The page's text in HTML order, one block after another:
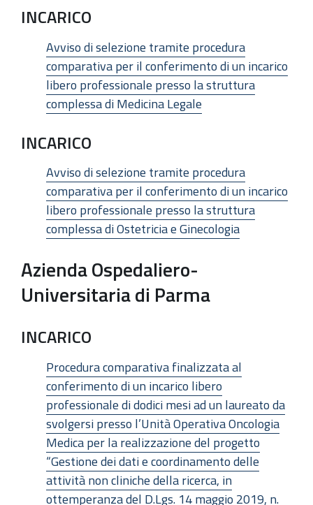
INCARICO
Avviso di selezione tramite procedura
comparativa per il conferimento di un incarico
libero professionale presso la struttura
complessa di Medicina Legale
INCARICO
Avviso di selezione tramite procedura
comparativa per il conferimento di un incarico
libero professionale presso la struttura
complessa di Ostetricia e Ginecologia
Azienda Ospedaliero-
Universitaria di Parma
INCARICO
Procedura comparativa finalizzata al
conferimento di un incarico libero
professionale di dodici mesi ad un laureato da
svolgersi presso l’Unità Operativa Oncologia
Medica per la realizzazione del progetto
“Gestione dei dati e coordinamento delle
attività non cliniche della ricerca, in
ottemperanza del D.Lgs. 14 maggio 2019, n.